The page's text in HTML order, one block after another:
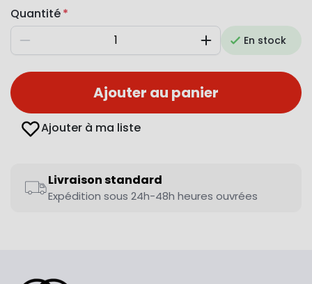
Quantité
Diminuer AugmenterEn stock
Ajouter au panier
Ajouter à ma liste
Livraison standard
Expédition sous 24h-48h heures ouvrées